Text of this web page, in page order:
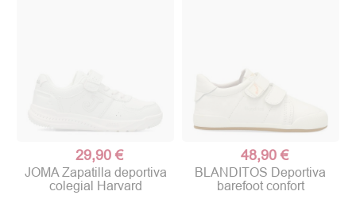
29,90 €
JOMA Zapatilla deportiva
colegial Harvard
48,90 €
BLANDITOS Deportiva
barefoot confort